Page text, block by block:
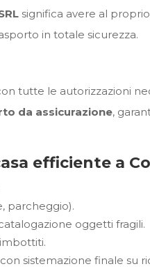
significa avere al
in totale sicurezza.
tutte le autorizzazioni
da assicurazione,
efficiente a
parcheggio).
oggetti fragili.
sistemazione finale su